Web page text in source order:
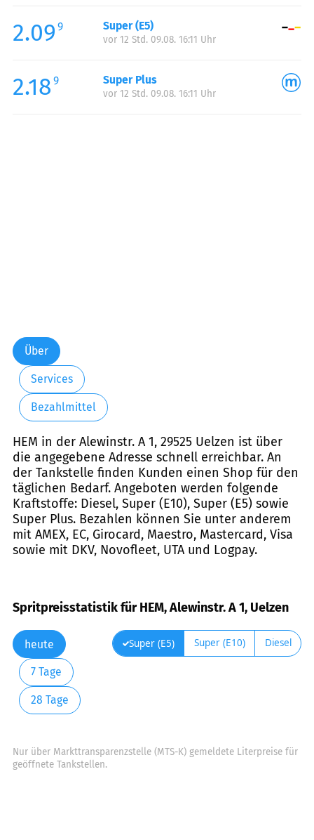
2.09 9 Super (E5)
vor 12 Std. 09.08. 16:11 Uhr
2.18 9 Super Plus
vor 12 Std. 09.08. 16:11 Uhr
Über
Services
Bezahlmittel
HEM in der Alewinstr. A 1, 29525 Uelzen ist über
die angegebene Adresse schnell erreichbar. An
der Tankstelle finden Kunden einen Shop für den
täglichen Bedarf. Angeboten werden folgende
Kraftstoffe: Diesel, Super (E10), Super (E5) sowie
Super Plus. Bezahlen können Sie unter anderem
mit AMEX, EC, Girocard, Maestro, Mastercard, Visa
sowie mit DKV, Novofleet, UTA und Logpay.
Spritpreisstatistik für HEM, Alewinstr. A 1, Uelzen
heute
7 Tage
28 Tage
Super (E5) Super (E10) Diesel
Nur über Markttransparenzstelle (MTS-K) gemeldete Literpreise für
geöffnete Tankstellen.